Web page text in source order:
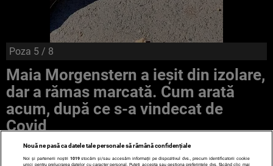
Poza 5 / 8
Maia Morgenstern a ieșit din izolare,
dar a rămas marcată. Cum arată
acum, după ce s-a vindecat de
Covid
Nouă ne pasă ca datele tale personale să rămână confidențiale
Noi și partenerii noștri 1019stocăm și/sau accesăm informații pe dispozitivul dvs., precum identificatorii cookie
unici pentru prelucrarea datelor cu caracter personal. Puteți accepta sau gestiona preferințele dvs. făcând clic mai